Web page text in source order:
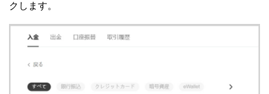
クします。